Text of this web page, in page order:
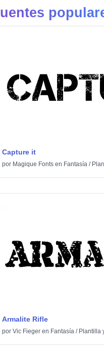
Capture it
por Magique Fonts en Fantasía /
Armalite Rifle
por Vic Fieger en Fantasía / Plantilla